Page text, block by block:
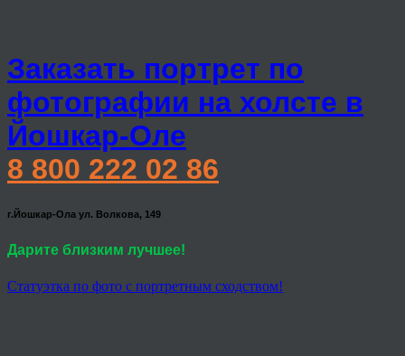
Заказать портрет по
фотографии на холсте в
Йошкар-Оле
8 800 222 02 86
г.Йошкар-Ола ул. Волкова, 149
Дарите близким лучшее!
Статуэтка по фото с портретным сходством!